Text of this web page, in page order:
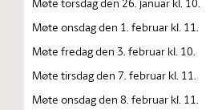
Møte onsdag den 1. februar kl. 11.
Møte fredag den 3. februar kl. 10.
Møte tirsdag den 7. februar kl. 11.
Møte onsdag den 8. februar kl. 11.